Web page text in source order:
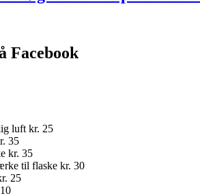
Facebook
luft kr. 25
35
kr. 35
til flaske kr. 30
25